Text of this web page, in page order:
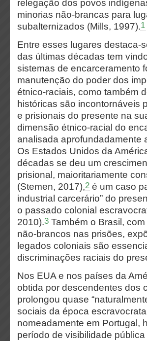
relegação dos povos
minorias não-brancas para
subalternizados (Mills, 1997).1
Entre esses lugares destaca-
das últimas décadas tem
sistemas de encarceramento
manutenção do poder dos
étnico-raciais, como também
históricas são incontornáveis
e prisionais do presente na
dimensão étnico-racial do
analisada aprofundadamente
Os Estados Unidos da
décadas se deu um
prisional, maioritariamente
(Stemen, 2017),2 é um caso
industrial carcerário” do
o passado colonial
2010).3 Também o Brasil,
não-brancos nas prisões,
legados coloniais são
discriminações raciais do
Nos EUA e nos países da
obtida por descendentes dos
prolongou quase
sociais da época
nomeadamente em Portugal,
período de visibilidade